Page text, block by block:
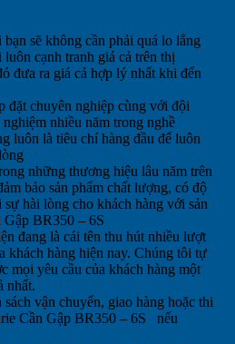
sẽ không cần phải quá lo lắng
cạnh tranh giá cả trên thị
đưa ra giá cả hợp lý nhất khi đến
đặt chuyên nghiệp cùng với đội
nhiều năm trong nghề
luôn là tiêu chí hàng đầu để luôn
những thương hiệu lâu năm trên
bảo sản phẩm chất lượng, có độ
hài lòng cho khách hàng với sản
Gập BR350 – 6S
đang là cái tên thu hút nhiều lượt
khách hàng hiện nay. Chúng tôi tự
mọi yêu cầu của khách hàng một
nhất.
vận chuyển, giao hàng hoặc thi
Cần Gập BR350 – 6S
nếu